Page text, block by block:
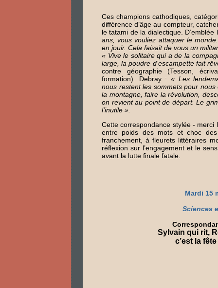
Ces champions cathodiques,
différence d’âge au compteur,
le tatami de la dialectique.
ans, vous vouliez attaquer le
en jouir. Cela faisait de vous un
« Vive le solitaire qui a de la
large, la poudre d’escampette fait
contre géographie (Tesson,
formation). Debray : « Les
nous restent les sommets pour nous
la montagne, faire la révolution,
on revient au point de départ. Le
l’inutile ».
Cette correspondance stylée -
entre poids des mots et choc
franchement, à fleurets littéraires
réflexion sur l’engagement et le
avant la lutte finale fatale.
Mardi 15
Sciences
Sylvain qui rit,
c’est la